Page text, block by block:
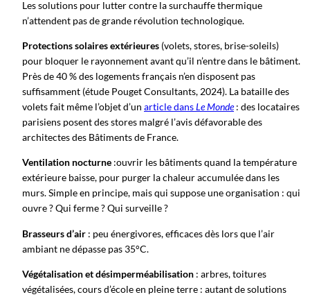
Les solutions pour lutter contre la surchauffe thermique
n’attendent pas de grande révolution technologique.
Protections solaires extérieures (volets, stores, brise-soleils)
pour bloquer le rayonnement avant qu’il n’entre dans le bâtiment.
Près de 40 % des logements français n’en disposent pas
suffisamment (étude Pouget Consultants, 2024). La bataille des
volets fait même l’objet d’un article dansLe Monde: des locataires
parisiens posent des stores malgré l’avis défavorable des
architectes des Bâtiments de France.
Ventilation nocturne :ouvrir les bâtiments quand la température
extérieure baisse, pour purger la chaleur accumulée dans les
murs. Simple en principe, mais qui suppose une organisation : qui
ouvre ? Qui ferme ? Qui surveille ?
Brasseurs d’air : peu énergivores, efficaces dès lors que l’air
ambiant ne dépasse pas 35°C.
Végétalisation et désimperméabilisation : arbres, toitures
végétalisées, cours d’école en pleine terre : autant de solutions